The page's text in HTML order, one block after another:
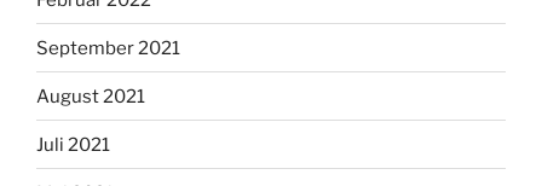
September 2021
August 2021
Juli 2021